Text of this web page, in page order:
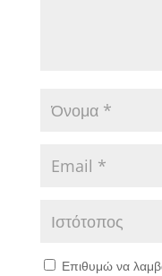
Επιθυμώ να